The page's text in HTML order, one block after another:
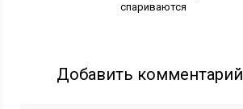
спариваются
Добавить комментарий